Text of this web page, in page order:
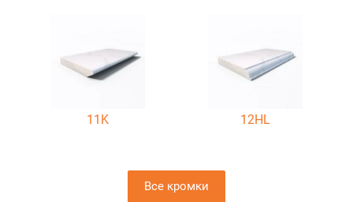
11K 12HL
Все кромки